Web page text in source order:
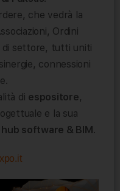
che vedrà la
Ordini
di settore, tutti uniti
connessioni
di espositore,
e la sua
hub software & BIM .